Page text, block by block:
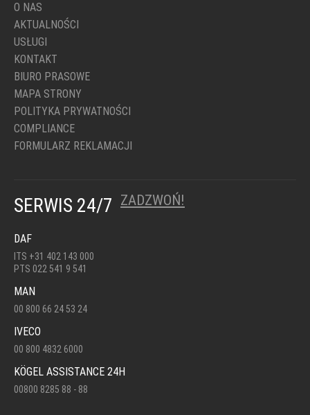
O NAS
AKTUALNOŚCI
USŁUGI
KONTAKT
BIURO PRASOWE
MAPA STRONY
POLITYKA PRYWATNOŚCI
COMPLIANCE
FORMULARZ REKLAMACJI
SERWIS 24/7 ZADZWOŃ!
DAF
ITS +31 402 143 000
PTS 022 541 9 541
MAN
00 800 66 24 53 24
IVECO
00 800 4832 6000
KÖGEL ASSISTANCE 24H
00800 8285 88 - 88